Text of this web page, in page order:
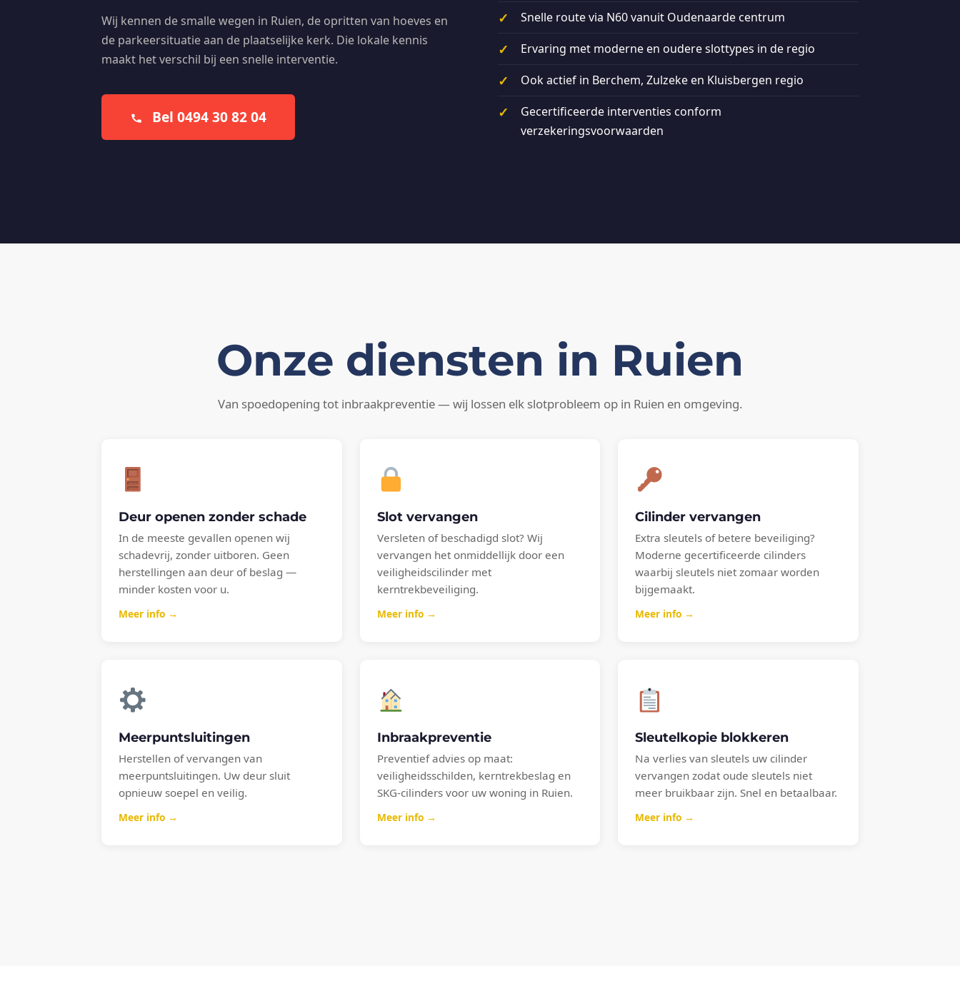
Wij kennen de smalle wegen in Ruien, de opritten van hoeves en
de parkeersituatie aan de plaatselijke kerk. Die lokale kennis
maakt het verschil bij een snelle interventie.
Bel 0494 30 82 04
Snelle route via N60 vanuit Oudenaarde centrum
Ervaring met moderne en oudere slottypes in de regio
Ook actief in Berchem, Zulzeke en Kluisbergen regio
Gecertificeerde interventies conform
verzekeringsvoorwaarden
Onze diensten in Ruien
Van spoedopening tot inbraakpreventie — wij lossen elk slotprobleem op in Ruien en omgeving.
Deur openen zonder schade
In de meeste gevallen openen wij
schadevrij, zonder uitboren. Geen
herstellingen aan deur of beslag —
minder kosten voor u.
Meer info →
Slot vervangen
Versleten of beschadigd slot? Wij
vervangen het onmiddellijk door een
veiligheidscilinder met
kerntrekbeveiliging.
Meer info →
Cilinder vervangen
Extra sleutels of betere beveiliging?
Moderne gecertificeerde cilinders
waarbij sleutels niet zomaar worden
bijgemaakt.
Meer info →
Meerpuntsluitingen
Herstellen of vervangen van
meerpuntsluitingen. Uw deur sluit
opnieuw soepel en veilig.
Meer info →
Inbraakpreventie
Preventief advies op maat:
veiligheidsschilden, kerntrekbeslag en
SKG-cilinders voor uw woning in Ruien.
Meer info →
Sleutelkopie blokkeren
Na verlies van sleutels uw cilinder
vervangen zodat oude sleutels niet
meer bruikbaar zijn. Snel en betaalbaar.
Meer info →